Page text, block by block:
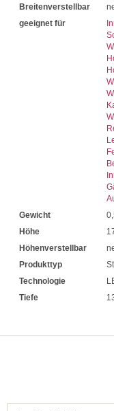
Breitenverstellbar
geeignet für
Gewicht
Höhe
Höhenverstellbar
Produkttyp
Technologie
Tiefe